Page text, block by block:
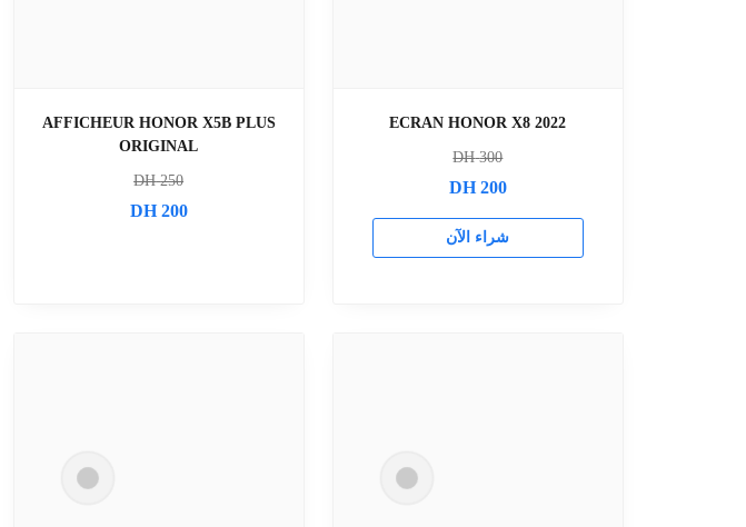
ECRAN HONOR X8 2022
300
DH
200
DH
شراء الآن
AFFICHEUR HONOR X5B PLUS
ORIGINAL
250
DH
200
DH